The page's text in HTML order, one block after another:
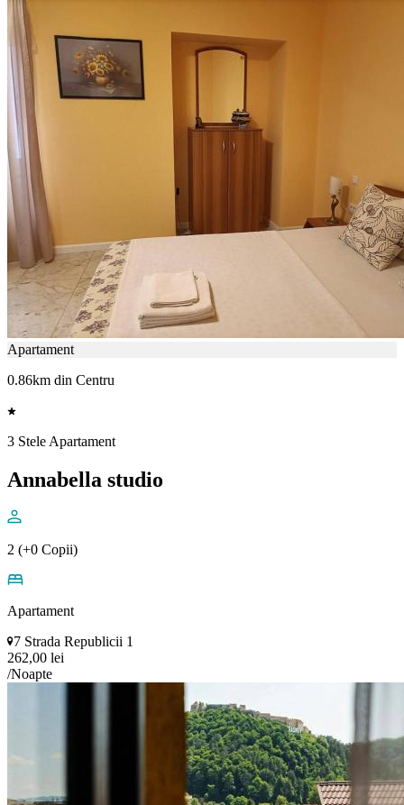
Apartament
0.86km din Centru
3 Stele Apartament
Annabella studio
2 (+0 Copii)
Apartament
7 Strada Republicii 1
262,00 lei
/Noapte